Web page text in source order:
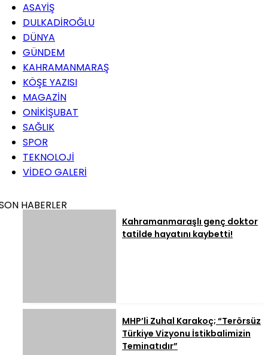
ASAYİŞ
DULKADİROĞLU
DÜNYA
GÜNDEM
KAHRAMANMARAŞ
KÖŞE YAZISI
MAGAZİN
ONİKİŞUBAT
SAĞLIK
SPOR
TEKNOLOJİ
VİDEO GALERİ
HABERLER
Kahramanmaraşlı genç doktor
tatilde hayatını kaybetti!
MHP’li Zuhal Karakoç; “Terörsüz
Türkiye Vizyonu İstikbalimizin
Teminatıdır”